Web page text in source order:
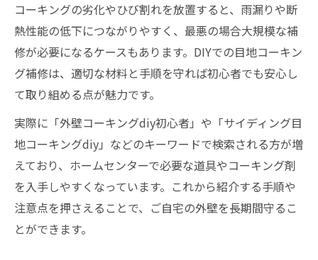
劣化した目地コーキングdiy補修の極意
外壁のひび割れに強い目地コーキング手法
目地コーキングで自分流部分補修に挑戦
コーキング補修diyで耐久性を高める方法
コーキング施工で外壁の防水性が長持ち
目地コーキングが外壁防水に与える影響
コーキング施工手順で耐久性を強化しよう
外壁コーキングdiyで防水対策を万全に
正しい目地コーキングで雨水浸入を防ぐ
コーキングの劣化やひび割れを放置すると、雨漏りや断
熱性能の低下につながりやすく、最悪の場合大規模な補
修が必要になるケースもあります。DIYでの目地コーキン
グ補修は、適切な材料と手順を守れば初心者でも安心し
て取り組める点が魅力です。
実際に「外壁コーキングdiy初心者」や「サイディング目
地コーキングdiy」などのキーワードで検索される方が増
えており、ホームセンターで必要な道具やコーキング剤
を入手しやすくなっています。これから紹介する手順や
注意点を押さえることで、ご自宅の外壁を長期間守るこ
とができます。